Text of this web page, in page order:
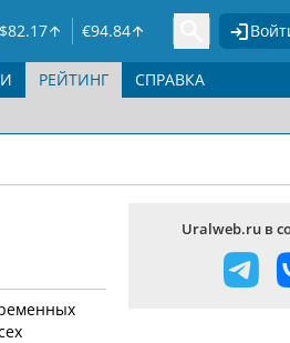
$82.17 €94.84
РЕЙТИНГ
СПРАВКА
Uralweb.ru в